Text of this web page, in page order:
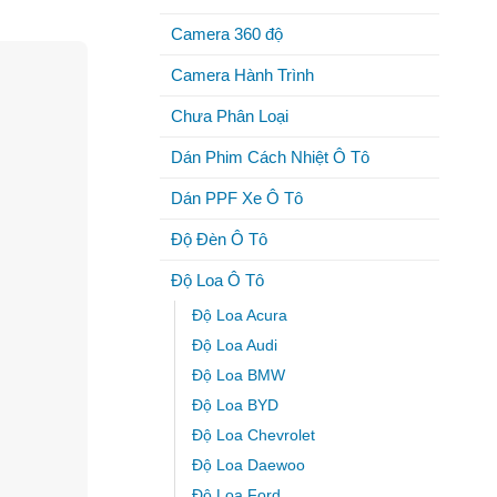
Camera 360 độ
Camera Hành Trình
Chưa Phân Loại
Dán Phim Cách Nhiệt Ô Tô
Dán PPF Xe Ô Tô
Độ Đèn Ô Tô
Độ Loa Ô Tô
Độ Loa Acura
Độ Loa Audi
Độ Loa BMW
Độ Loa BYD
Độ Loa Chevrolet
Độ Loa Daewoo